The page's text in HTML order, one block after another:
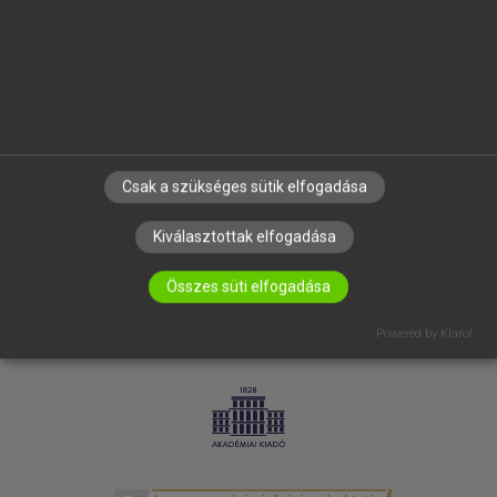
IRATKOZZ FEL HÍRLEVELÜNKRE!
Csak a szükséges sütik elfogadása
Kiválasztottak elfogadása
Összes süti elfogadása
Powered by Klaro!